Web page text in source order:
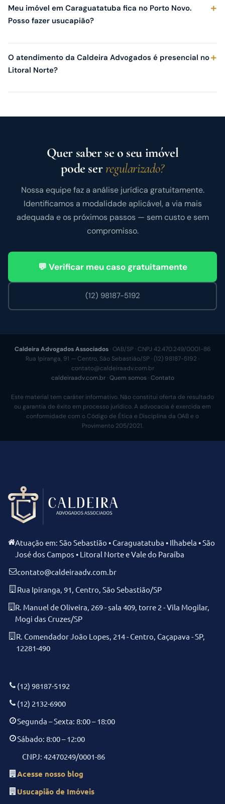
Meu imóvel em Caraguatatuba fica no Porto Novo.
Posso fazer usucapião?
O atendimento da Caldeira Advogados é presencial no
Litoral Norte?
Quer saber se o seu imóvel
pode serregularizado?
Nossa equipe faz a análise jurídica gratuitamente.
Identificamos a modalidade aplicável, a via mais
adequada e os próximos passos — sem custo e sem
compromisso.
💬 Verificar meu caso gratuitamente
(12) 98187-5192
Caldeira Advogados Associados· OAB/SP · CNPJ 42.470.249/0001-86
Rua Ipiranga, 91 — Centro, São Sebastião/SP · (12) 98187-5192 ·
contato@caldeiraadv.com.br
caldeiraadv.com.br·Quem somos·Contato
Este material tem caráter informativo. Não constitui oferta de resultado
ou garantia de êxito em processo jurídico. A advocacia é exercida em
conformidade com o Código de Ética e Disciplina da OAB e o
Provimento 205/2021.
Atuação em: São Sebastião • Caraguatatuba • Ilhabela • São
José dos Campos • Litoral Norte e Vale do Paraíba
contato@caldeiraadv.com.br
Rua Ipiranga, 91, Centro, São Sebastião/SP
R. Manuel de Oliveira, 269 - sala 409, torre 2 - Vila Mogilar,
Mogi das Cruzes/SP
R. Comendador João Lopes, 214 - Centro, Caçapava - SP,
12281-490
(12) 98187-5192
(12) 2132-6900
Segunda – Sexta: 8:00 – 18:00
Sábado: 8:00 – 12:00
CNPJ: 42470249/0001-86
Acesse nosso blog
Usucapião de Imóveis